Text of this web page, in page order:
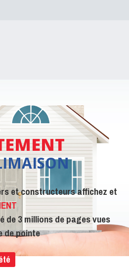
et constructeurs affichez et
de 3 millions de pages vues
de pointe